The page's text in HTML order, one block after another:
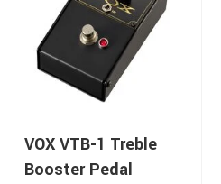
VOX VTB-1 Treble
Booster Pedal